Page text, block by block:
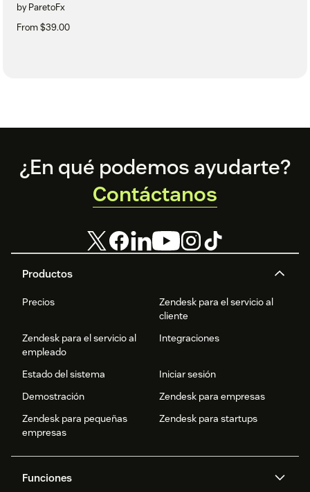
by ParetoFx
From $39.00
Footer
Productos
Precios
Zendesk para el servicio al
cliente
Zendesk para el servicio al
empleado
Integraciones
Estado del sistema
Iniciar sesión
Demostración
Zendesk para empresas
Zendesk para pequeñas
empresas
Zendesk para startups
Funciones
¿En qué podemos ayudarte?
Contáctanos